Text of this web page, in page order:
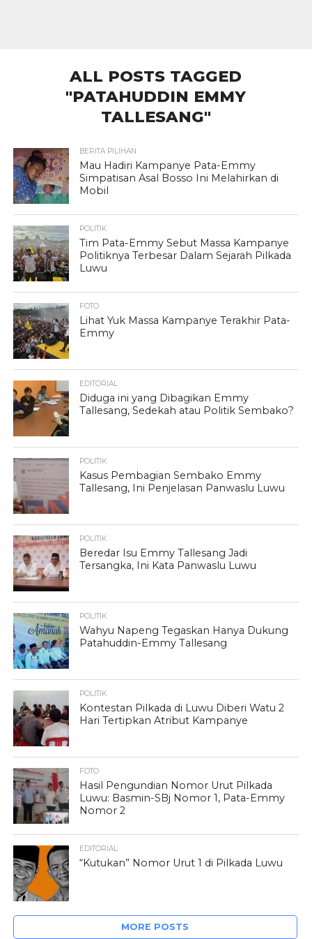
ALL POSTS TAGGED
"PATAHUDDIN EMMY
TALLESANG"
BERITA PILIHAN
Mau Hadiri Kampanye Pata-Emmy
Simpatisan Asal Bosso Ini Melahirkan di
Mobil
POLITIK
Tim Pata-Emmy Sebut Massa Kampanye
Politiknya Terbesar Dalam Sejarah Pilkada
Luwu
FOTO
Lihat Yuk Massa Kampanye Terakhir Pata-
Emmy
EDITORIAL
Diduga ini yang Dibagikan Emmy
Tallesang, Sedekah atau Politik Sembako?
POLITIK
Kasus Pembagian Sembako Emmy
Tallesang, Ini Penjelasan Panwaslu Luwu
POLITIK
Beredar Isu Emmy Tallesang Jadi
Tersangka, Ini Kata Panwaslu Luwu
POLITIK
Wahyu Napeng Tegaskan Hanya Dukung
Patahuddin-Emmy Tallesang
POLITIK
Kontestan Pilkada di Luwu Diberi Watu 2
Hari Tertipkan Atribut Kampanye
FOTO
Hasil Pengundian Nomor Urut Pilkada
Luwu: Basmin-SBj Nomor 1, Pata-Emmy
Nomor 2
EDITORIAL
“Kutukan” Nomor Urut 1 di Pilkada Luwu
MORE POSTS